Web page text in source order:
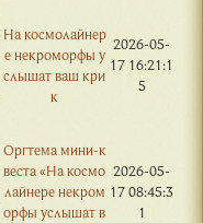
На космолайнер
е некроморфы у
слышат ваш кри
к
2026-05-
17 16:21:1
5
Оргтема мини-к
веста «На космо
лайнере некром
орфы услышат в
2026-05-
17 08:45:3
1